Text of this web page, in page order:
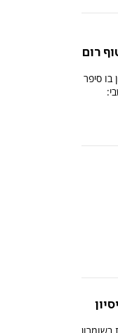
רום
סיפר